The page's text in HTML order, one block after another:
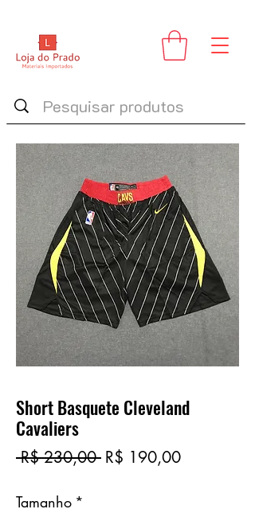
Short Basquete Cleveland
Cavaliers
R$ 230,00 Preço
R$ 190,00Preço
Tamanho *